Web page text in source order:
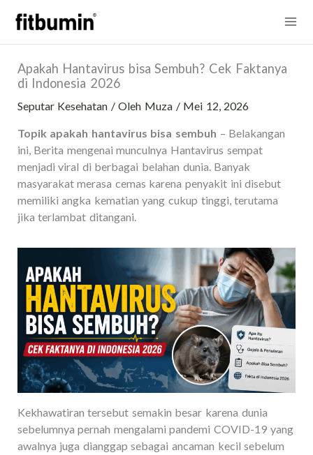
konten
Apakah Hantavirus bisa Sembuh? Cek Faktanya
di Indonesia 2026
Seputar Kesehatan / Oleh Muza / Mei 12, 2026
Topik apakah hantavirus bisa sembuh – Belakangan
ini, Berita mengenai munculnya Hantavirus sempat
menjadi viral di berbagai belahan dunia. Banyak
masyarakat merasa cemas karena penyakit ini disebut
memiliki angka kematian yang cukup tinggi, terutama
jika terlambat ditangani.
Kekhawatiran tersebut semakin besar karena dunia
sebelumnya pernah mengalami pandemi COVID-19 yang
awalnya juga dianggap sebagai ancaman kecil sebelum